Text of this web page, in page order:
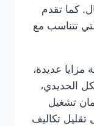
كما تقدم
تتناسب مع
مزايا عديدة،
الحديدي،
تشغيل
تقليل تكاليف